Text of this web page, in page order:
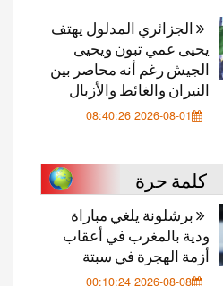
الجزائري المدلول يهتف
يحيى عمي تبون ويحيى
الجيش رغم أنه محاصر بين
النيران والغائط والأزبال
2026-08-01 08:40:26
كلمة حرة
برشلونة يلغي مباراة
ودية بالمغرب في أعقاب
أزمة الهجرة في سبتة
2026-08-08 00:10:24